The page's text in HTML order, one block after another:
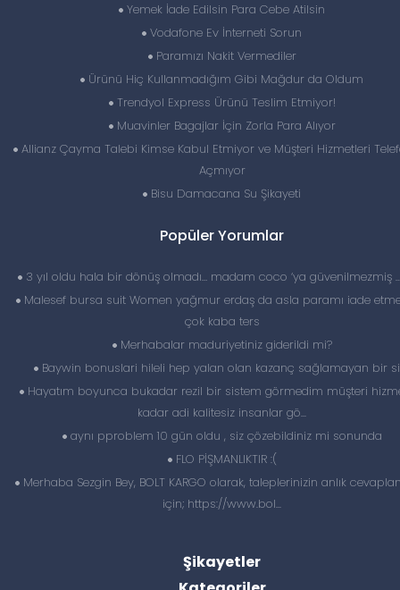
Yemek İade Edilsin Para Cebe Atilsin
Vodafone Ev İnterneti Sorun
Paramızı Nakit Vermediler
Ürünü Hiç Kullanmadığım Gibi Mağdur da Oldum
Trendyol Express Ürünü Teslim Etmiyor!
Muavinler Bagajlar İçin Zorla Para Alıyor
Allianz Çayma Talebi Kimse Kabul Etmiyor ve Müşteri Hizmetleri
Açmıyor
Bisu Damacana Su Şikayeti
Popüler Yorumlar
3 yıl oldu hala bir dönüş olmadı… madam coco ‘ya güvenilmezmiş
Malesef bursa suit Women yağmur erdaş da asla paramı iade
çok kaba ters
Merhabalar maduriyetiniz giderildi mi?
Baywin bonuslari hileli hep yalan olan kazanç sağlamayan bir
Hayatım boyunca bukadar rezil bir sistem görmedim müşteri
kadar adi kalitesiz insanlar gö...
aynı pproblem 10 gün oldu , siz çözebildiniz mi sonunda
FLO PİŞMANLIKTIR :(
Merhaba Sezgin Bey, BOLT KARGO olarak, taleplerinizin anlık
için; https://www.bol...
Şikayetler